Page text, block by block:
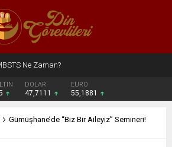
Ne Zaman?
DOLAR
47,7111
EURO
55,1881
Gümüşhane’de “Biz Bir Aileyiz” Semineri!